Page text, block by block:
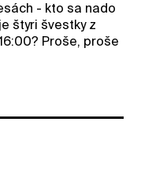
- kto sa nado
štyri švestky z
Proše, proše